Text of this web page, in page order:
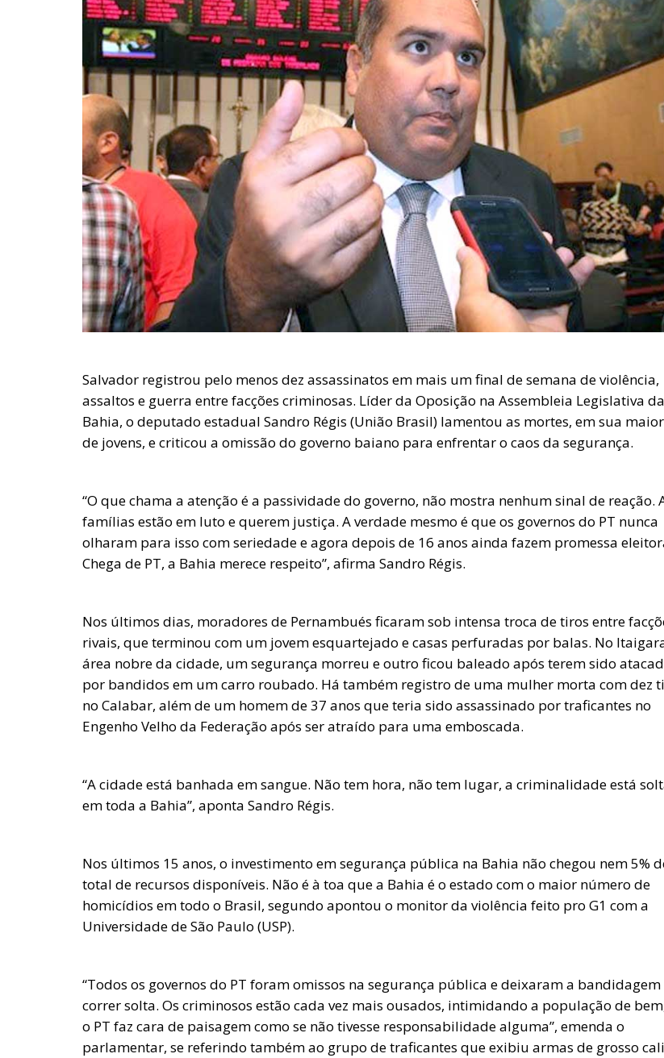
Salvador registrou pelo menos dez assassinatos em mais um final de semana de violência,
assaltos e guerra entre facções criminosas. Líder da Oposição na Assembleia Legislativa da
Bahia, o deputado estadual Sandro Régis (União Brasil) lamentou as mortes, em sua
de jovens, e criticou a omissão do governo baiano para enfrentar o caos da segurança.
“O que chama a atenção é a passividade do governo, não mostra nenhum sinal de reação.
famílias estão em luto e querem justiça. A verdade mesmo é que os governos do PT nunca
olharam para isso com seriedade e agora depois de 16 anos ainda fazem promessa
Chega de PT, a Bahia merece respeito”, afirma Sandro Régis.
Nos últimos dias, moradores de Pernambués ficaram sob intensa troca de tiros entre
rivais, que terminou com um jovem esquartejado e casas perfuradas por balas. No
área nobre da cidade, um segurança morreu e outro ficou baleado após terem sido
por bandidos em um carro roubado. Há também registro de uma mulher morta com dez
no Calabar, além de um homem de 37 anos que teria sido assassinado por traficantes no
Engenho Velho da Federação após ser atraído para uma emboscada.
“A cidade está banhada em sangue. Não tem hora, não tem lugar, a criminalidade está
em toda a Bahia”, aponta Sandro Régis.
Nos últimos 15 anos, o investimento em segurança pública na Bahia não chegou nem 5%
total de recursos disponíveis. Não é à toa que a Bahia é o estado com o maior número de
homicídios em todo o Brasil, segundo apontou o monitor da violência feito pro G1 com a
Universidade de São Paulo (USP).
“Todos os governos do PT foram omissos na segurança pública e deixaram a bandidagem
correr solta. Os criminosos estão cada vez mais ousados, intimidando a população de
o PT faz cara de paisagem como se não tivesse responsabilidade alguma”, emenda o
parlamentar, se referindo também ao grupo de traficantes que exibiu armas de grosso